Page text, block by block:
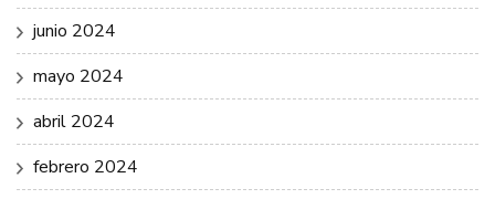
junio 2024
mayo 2024
abril 2024
febrero 2024